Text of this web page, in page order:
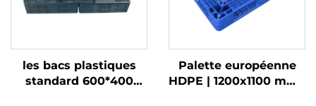
les bacs plastiques
standard 600*400
Palette européenne
HDPE | 1200x1100 mm |